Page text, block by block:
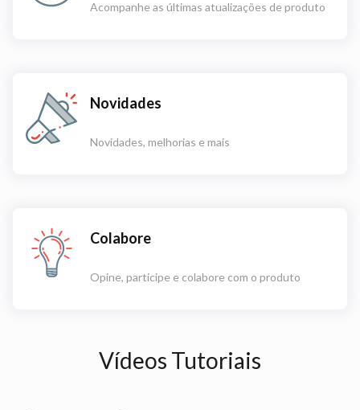
Acompanhe as últimas atualizações de produto
Novidades
Novidades, melhorias e mais
Colabore
Opine, participe e colabore com o produto
Vídeos Tutoriais